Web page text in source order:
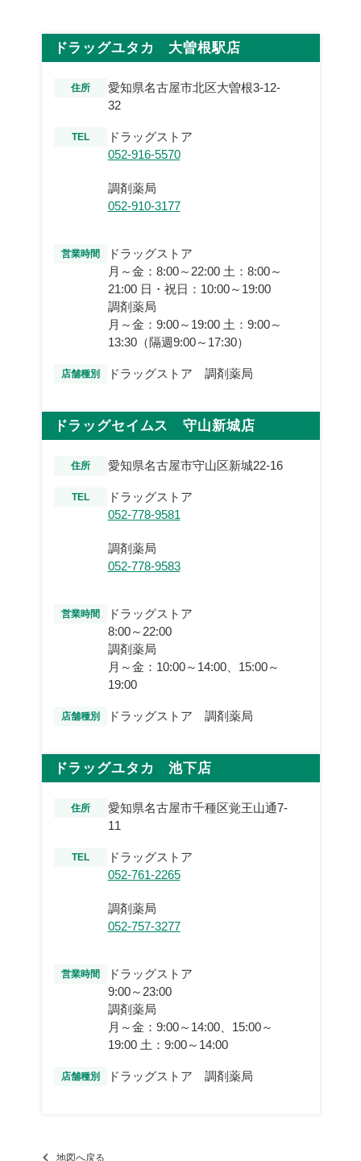
ドラッグユタカ 大曽根駅店
住所
愛知県名古屋市北区大曽根3-12-
32
TEL
ドラッグストア
052-916-5570
調剤薬局
052-910-3177
営業時間
ドラッグストア
月～金：8:00～22:00 土：8:00～
21:00 日・祝日：10:00～19:00
調剤薬局
月～金：9:00～19:00 土：9:00～
13:30（隔週9:00～17:30）
店舗種別 ドラッグストア 調剤薬局
ドラッグセイムス 守山新城店
住所 愛知県名古屋市守山区新城22-16
TEL
ドラッグストア
052-778-9581
調剤薬局
052-778-9583
営業時間
ドラッグストア
8:00～22:00
調剤薬局
月～金：10:00～14:00、15:00～
19:00
店舗種別 ドラッグストア 調剤薬局
ドラッグユタカ 池下店
住所
愛知県名古屋市千種区覚王山通7-
11
TEL
ドラッグストア
052-761-2265
調剤薬局
052-757-3277
営業時間
ドラッグストア
9:00～23:00
調剤薬局
月～金：9:00～14:00、15:00～
19:00 土：9:00～14:00
店舗種別 ドラッグストア 調剤薬局
地図へ戻る